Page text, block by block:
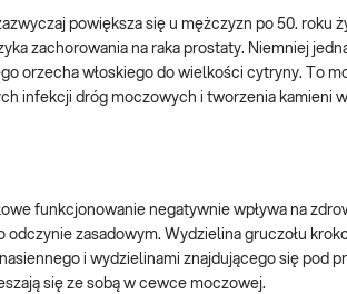
powiększa się u mężczyzn po 50. roku
zachorowania na raka prostaty. Niemniej
orzecha włoskiego do wielkości cytryny. To
infekcji dróg moczowych i tworzenia kamieni
funkcjonowanie negatywnie wpływa na
zasadowym. Wydzielina gruczołu
i wydzielinami znajdującego się pod
się ze sobą w cewce moczowej.